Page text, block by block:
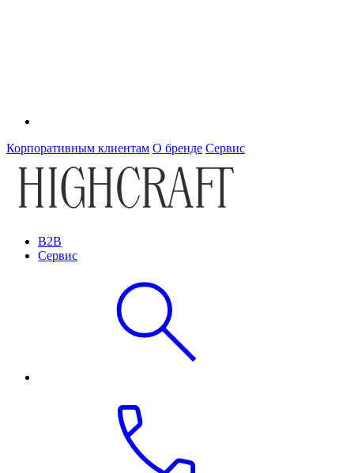
Корпоративным клиентам О бренде Сервис
B2B
Сервис